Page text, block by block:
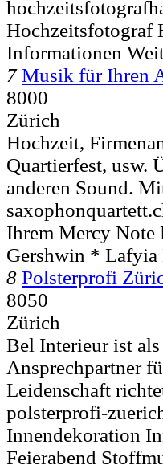
Hochzeitsfotograf
Informationen
7 Musik für Ihren
8000
Zürich
Hochzeit,
Quartierfest, usw.
anderen Sound.
Ihrem Mercy Note
Gershwin *
8 Polsterprofi
8050
Zürich
Bel Interieur ist
Ansprechpartner
Leidenschaft
polsterprofi-
Innendekoration
Feierabend